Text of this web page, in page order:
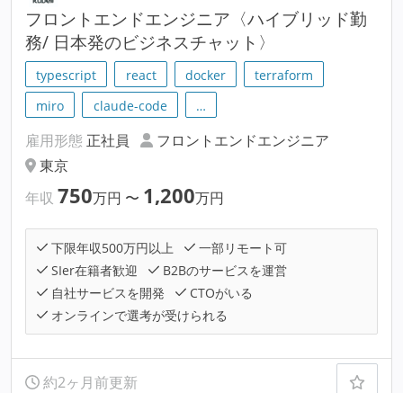
フロントエンドエンジニア〈ハイブリッド勤
務/ 日本発のビジネスチャット〉
typescript react docker
terraform
miro
claude-code …
雇用形態 正社員
フロントエンドエンジニア
東京
年収 750万円 〜 1,200万円
下限年収500万円以上
一部リモート可
SIer在籍者歓迎
B2Bのサービスを運営
自社サービスを開発
CTOがいる
オンラインで選考が受けられる
約2ヶ月前更新